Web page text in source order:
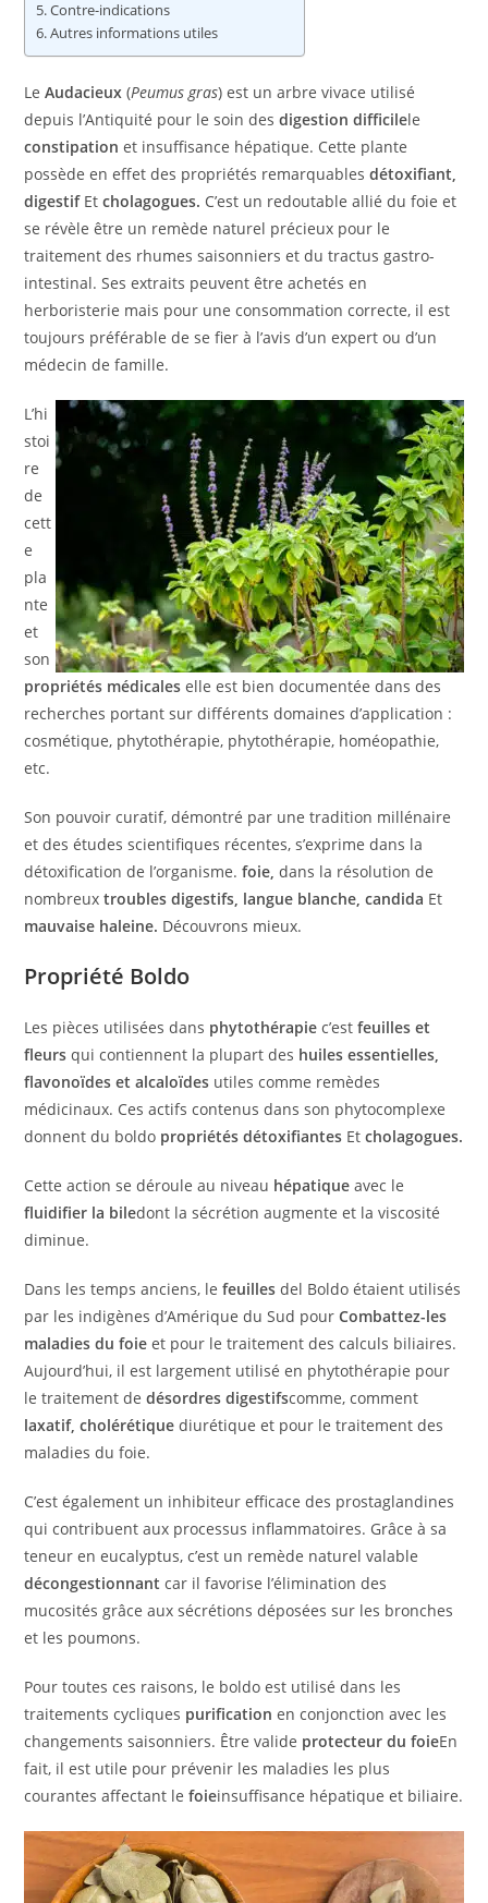
Contre-indications
Autres informations utiles
LeAudacieux(Peumus gras) est un arbre vivace utilisé
depuis l’Antiquité pour le soin desdigestion difficilele
constipation et insuffisance hépatique. Cette plante
possède en effet des propriétés remarquablesdétoxifiant,
digestifEtcholagogues. C’est un redoutable allié du foie et
se révèle être un remède naturel précieux pour le
traitement des rhumes saisonniers et du tractus gastro-
intestinal. Ses extraits peuvent être achetés en
herboristerie mais pour une consommation correcte, il est
toujours préférable de se fier à l’avis d’un expert ou d’un
médecin de famille.
L’hi
stoi
re
de
cett
e
pla
nte
et
son
propriétés médicales elle est bien documentée dans des
recherches portant sur différents domaines d’application :
cosmétique, phytothérapie, phytothérapie, homéopathie,
etc.
Son pouvoir curatif, démontré par une tradition millénaire
et des études scientifiques récentes, s’exprime dans la
détoxification de l’organisme.foie, dans la résolution de
nombreuxtroubles digestifs, langue blanche, candida Et
mauvaise haleine. Découvrons mieux.
Propriété Boldo
Les pièces utilisées dans phytothérapie c’estfeuilles et
fleurs qui contiennent la plupart des huiles essentielles,
flavonoïdes et alcaloïdes utiles comme remèdes
médicinaux. Ces actifs contenus dans son phytocomplexe
donnent du boldo propriétés détoxifiantes Etcholagogues.
Cette action se déroule au niveau hépatique avec le
fluidifier la biledont la sécrétion augmente et la viscosité
diminue.
Dans les temps anciens, le feuillesdel Boldo étaient utilisés
par les indigènes d’Amérique du Sud pourCombattez-les
maladies du foie et pour le traitement des calculs biliaires.
Aujourd’hui, il est largement utilisé en phytothérapie pour
le traitement de désordres digestifscomme, comment
laxatif, cholérétique diurétique et pour le traitement des
maladies du foie.
C’est également un inhibiteur efficace des prostaglandines
qui contribuent aux processus inflammatoires. Grâce à sa
teneur en eucalyptus, c’est un remède naturel valable
décongestionnantcar il favorise l’élimination des
mucosités grâce aux sécrétions déposées sur les bronches
et les poumons.
Pour toutes ces raisons, le boldo est utilisé dans les
traitements cycliques purification en conjonction avec les
changements saisonniers. Être valide protecteur du foieEn
fait, il est utile pour prévenir les maladies les plus
courantes affectant lefoieinsuffisance hépatique et biliaire.